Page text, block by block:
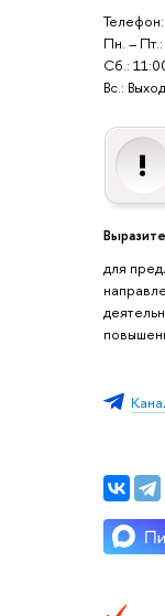
Телефон:
Пн. –
Сб.:
Вс.:
для